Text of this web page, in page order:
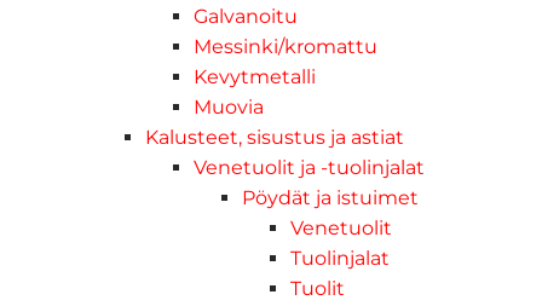
Galvanoitu
Messinki/kromattu
Kevytmetalli
Muovia
Kalusteet, sisustus ja astiat
Venetuolit ja -tuolinjalat
Pöydät ja istuimet
Venetuolit
Tuolinjalat
Tuolit